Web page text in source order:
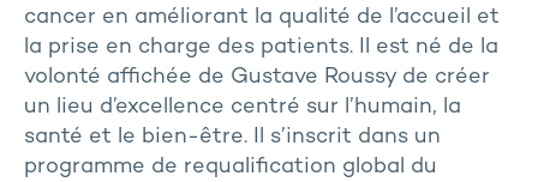
cancer en améliorant la qualité de l’accueil et
la prise en charge des patients. Il est né de la
volonté affichée de Gustave Roussy de créer
un lieu d’excellence centré sur l’humain, la
santé et le bien-être. Il s’inscrit dans un
programme de requalification global du